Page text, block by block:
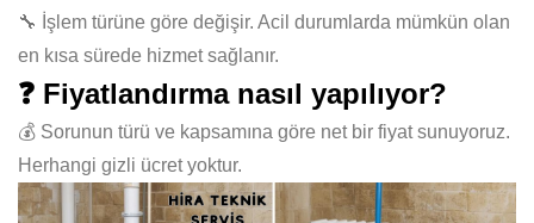
🔧 İşlem türüne göre değişir. Acil durumlarda mümkün olan
en kısa sürede hizmet sağlanır.
❓ Fiyatlandırma nasıl yapılıyor?
💰 Sorunun türü ve kapsamına göre net bir fiyat sunuyoruz.
Herhangi gizli ücret yoktur.